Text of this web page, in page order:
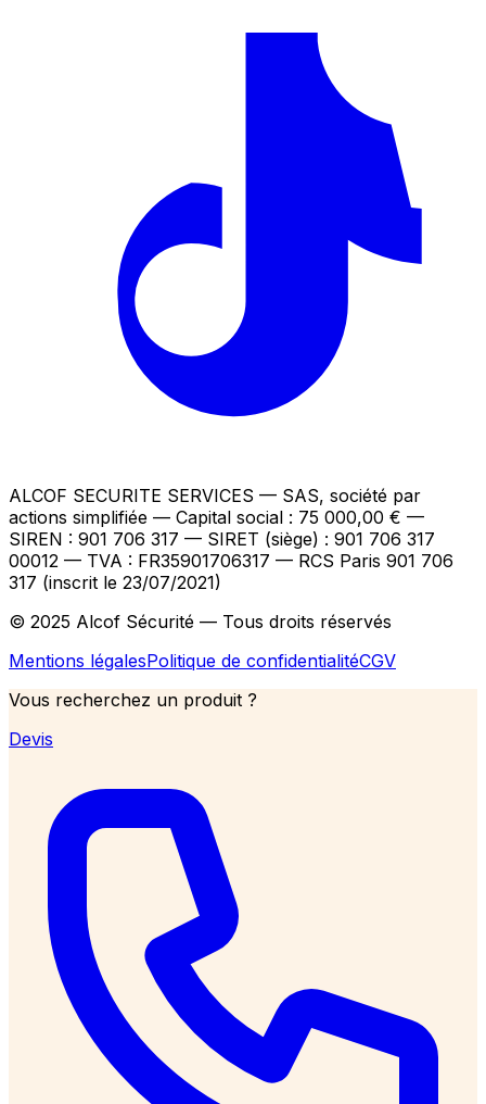
ALCOF SECURITE SERVICES — SAS, société par
actions simplifiée — Capital social : 75 000,00 € —
SIREN : 901 706 317 — SIRET (siège) : 901 706 317
00012 — TVA : FR35901706317 — RCS Paris 901 706
317 (inscrit le 23/07/2021)
© 2025 Alcof Sécurité — Tous droits réservés
Mentions légalesPolitique de confidentialitéCGV
Vous recherchez un produit ?
Devis